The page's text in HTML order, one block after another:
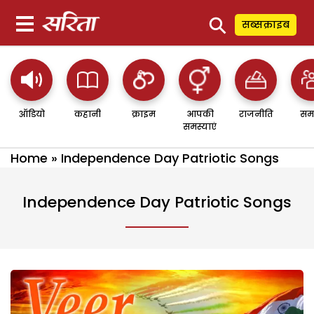
⚲ सब्सक्राइब
ऑडियो कहानी क्राइम
आपकी
समस्याएं
राजनीति
Home » Independence Day Patriotic Songs
Independence Day Patriotic Songs